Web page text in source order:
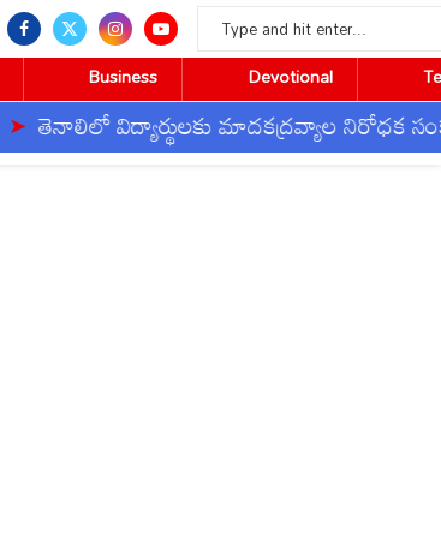
Business Devotional
తెనాలిలో విద్యార్థులకు మాదకద్రవ్యాల నిరోధక సంకల్పం